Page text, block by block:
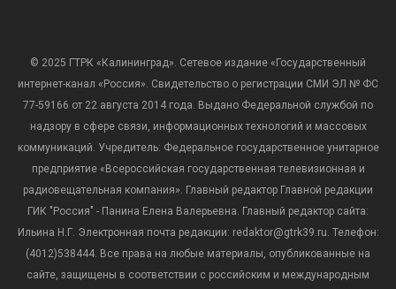
© 2025 ГТРК «Калининград». Сетевое издание «Государственный
интернет-канал «Россия». Свидетельство о регистрации СМИ ЭЛ № ФС
77-59166 от 22 августа 2014 года. Выдано Федеральной службой по
надзору в сфере связи, информационных технологий и массовых
коммуникаций. Учредитель: Федеральное государственное унитарное
предприятие «Всероссийская государственная телевизионная и
радиовещательная компания». Главный редактор Главной редакции
ГИК "Россия" - Панина Елена Валерьевна. Главный редактор сайта:
Ильина Н.Г. Электронная почта редакции: redaktor@gtrk39.ru. Телефон:
(4012)538444. Все права на любые материалы, опубликованные на
сайте, защищены в соответствии с российским и международным